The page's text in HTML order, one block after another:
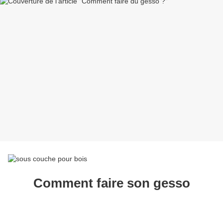
Comment faire son gesso